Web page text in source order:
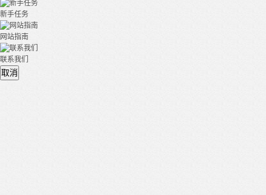
新手任务
网站指南
联系我们
取消